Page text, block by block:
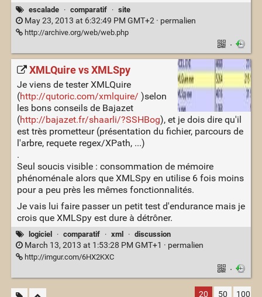
escalade · comparatif · site
May 23, 2013 at 6:32:49 PM GMT+2 · permalien
http://archive.org/web/web.php
·
XMLQuire vs XMLSpy
Je viens de tester XMLQuire
(http://qutoric.com/xmlquire/ )selon
les bons conseils de Bajazet
(http://bajazet.fr/shaarli/?SSHBog), et je dois dire qu'il
est très prometteur (présentation du fichier, parcours de
l'arbre, requete regex/XPath, ...)
.
Seul soucis visible : consommation de mémoire
phénoménale alors que XMLSpy en utilise 6 fois moins
pour a peu près les mêmes fonctionnalités.
Je vais lui faire passer un petit test d'endurance mais je
crois que XMLSpy est dure à détrôner.
logiciel · comparatif · xml · discussion
March 13, 2013 at 1:53:28 PM GMT+1 · permalien
http://imgur.com/6HX2KXC
·
20 50 100